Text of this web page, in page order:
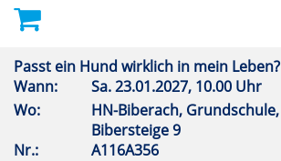
Passt ein Hund wirklich in mein Leben?
Wann:
Sa.23.01.2027, 10.00 Uhr
Wo:
HN-Biberach, Grundschule,
Bibersteige 9
Nr.:
A116A356